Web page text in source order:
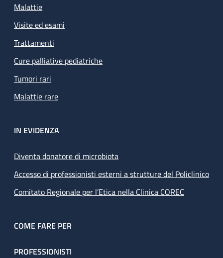
Malattie
Visite ed esami
Trattamenti
Cure palliative pediatriche
Tumori rari
Malattie rare
IN EVIDENZA
Diventa donatore di microbiota
Accesso di professionisti esterni a strutture del Policlinico
Comitato Regionale per l’Etica nella Clinica COREC
COME FARE PER
PROFESSIONISTI